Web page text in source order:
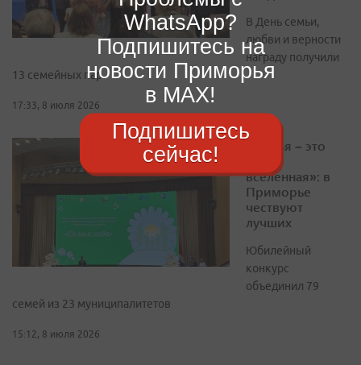
В День семьи,
любви и верности
награду получили
13 семейных пар
17:33, 8 июля 2026
«Семья – это
целая
вселенная»: в
Приморье
чествуют
лучших
Юбилейный
конкурс
объединил 79
семей из 23 муниципалитетов
15:12, 8 июля 2026
WhatsApp?
Подпишитесь на
новости Приморья
в MAX!
Подпишитесь
сейчас!